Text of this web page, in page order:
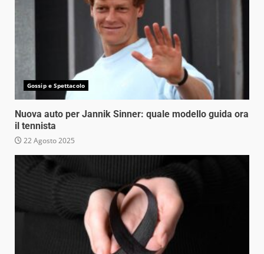
Gossip e Spettacolo
Nuova auto per Jannik Sinner: quale modello guida ora
il tennista
22 Agosto 2025